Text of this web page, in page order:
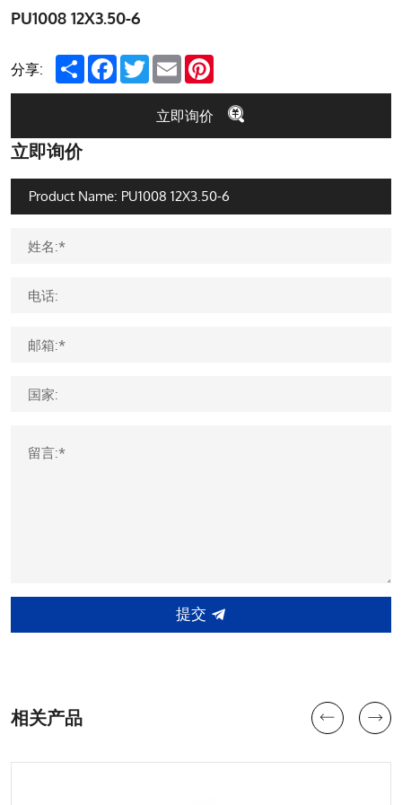
PU1008 12X3.50-6
分享: Share FacebookTwitterEmail
立即询价
立即询价
姓名:*
电话:
邮箱:*
国家:
留言:*
提交
相关产品